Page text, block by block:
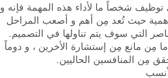
شخصاً ما لأداء هذه المهمة فإنه و
حيث تُعد مِن أهم و أصعب المراحل
التي سوف يتم تناولها في التصميم.
مِن مانع مِن إستشارة الأخرين ، و دوماً
مِن المنافسين الحاليين.